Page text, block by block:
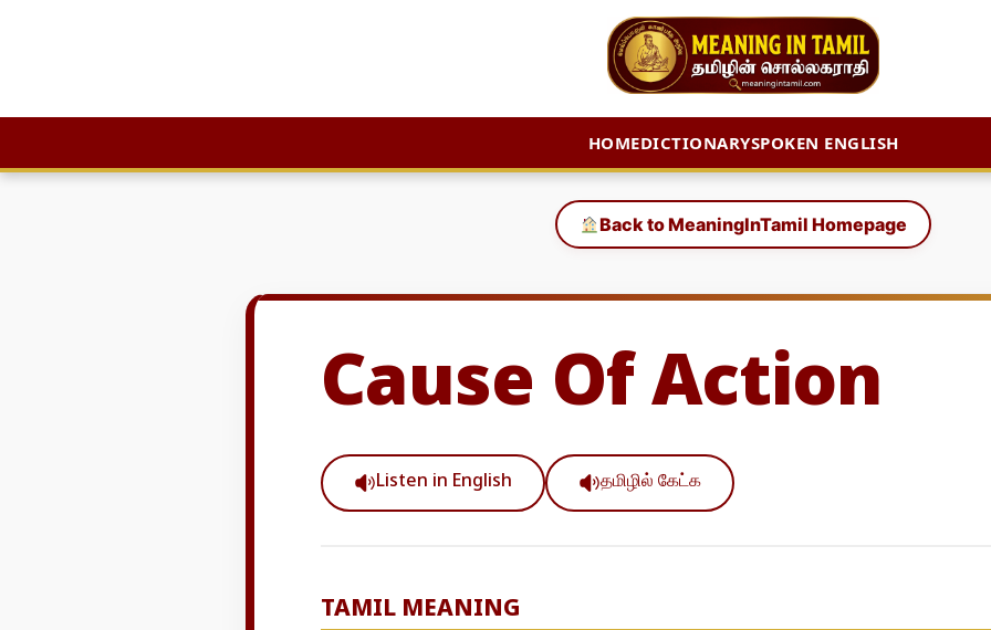
HOMEDICTIONARYSPOKEN ENGLISH
Back to MeaningInTamil Homepage
Cause Of Action
Listen in English தமிழில் கேட்க
TAMIL MEANING